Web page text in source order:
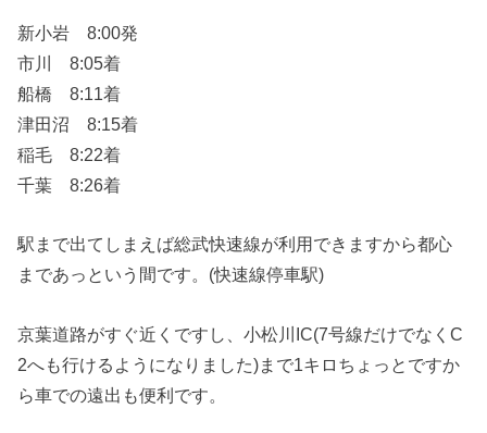
新小岩 8:00発
市川 8:05着
船橋 8:11着
津田沼 8:15着
稲毛 8:22着
千葉 8:26着
駅まで出てしまえば総武快速線が利用できますから都心
まであっという間です。(快速線停車駅)
京葉道路がすぐ近くですし、小松川IC(7号線だけでなくC
2へも行けるようになりました)まで1キロちょっとですか
ら車での遠出も便利です。